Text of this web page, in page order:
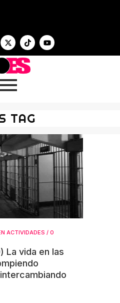
TAG
ACTIVIDADES / 0
La vida en las